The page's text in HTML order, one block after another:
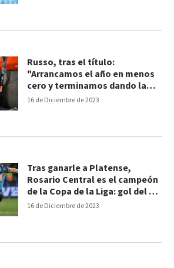
16 de Diciembre de 2023
Russo, tras el título:
"Arrancamos el año en menos
cero y terminamos dando la
vuelta"
16 de Diciembre de 2023
Tras ganarle a Platense,
Rosario Central es el campeón
de la Copa de la Liga: gol del 1 a
0